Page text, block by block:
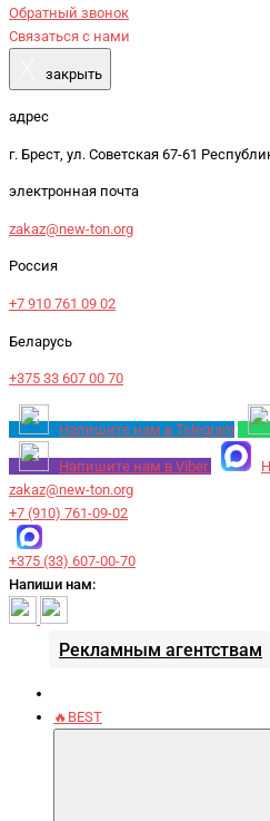
Обратный звонок
Связаться с нами
закрыть
адрес
г. Брест, ул. Советская 67-61
электронная почта
zakaz@new-ton.org
Россия
+7 910 761 09 02
Беларусь
+375 33 607 00 70
Напишите нам в Telegram
Напишите нам в Viber
zakaz@new-ton.org
+7 (910) 761-09-02
+375 (33) 607-00-70
Напиши нам:
Рекламным агентствам
🔥BEST